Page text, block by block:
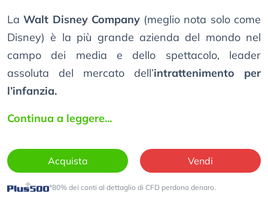
LaWalt Disney Company (meglio nota solo come
Disney) è la più grande azienda del mondo nel
campo dei media e dello spettacolo, leader
assoluta del mercato dell’intrattenimento per
l’infanzia.
Continua a leggere...
Acquista Vendi
*80% dei conti al dettaglio di CFD perdono denaro.